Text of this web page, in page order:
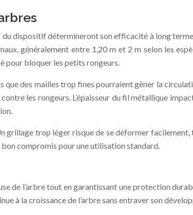
dispositif détermineront son efficacité à long
généralement entre 1,20 m et 2 m selon les
pour bloquer les petits rongeurs.
des mailles trop fines pourraient gêner la
les rongeurs. L’épaisseur du fil métallique
trop léger risque de se déformer facilement,
bon compromis pour une utilisation standard.
de l’arbre tout en garantissant une protection
à la croissance de l’arbre sans entraver son